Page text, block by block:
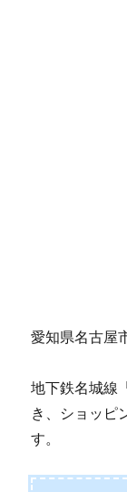
愛知県名古屋
地下鉄名城線
き、ショッピ
す。